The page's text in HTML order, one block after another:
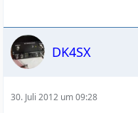
DK4SX
30. Juli 2012 um 09:28